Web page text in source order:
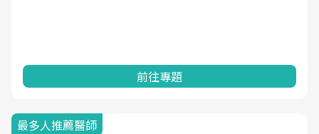
前往專題
最多人推薦醫師